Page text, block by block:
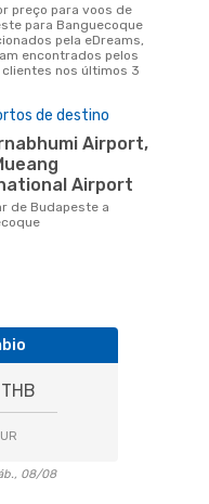
para Banguecoque
pela eDreams,
encontrados pelos
clientes nos últimos 3
de destino
Airport
08/08